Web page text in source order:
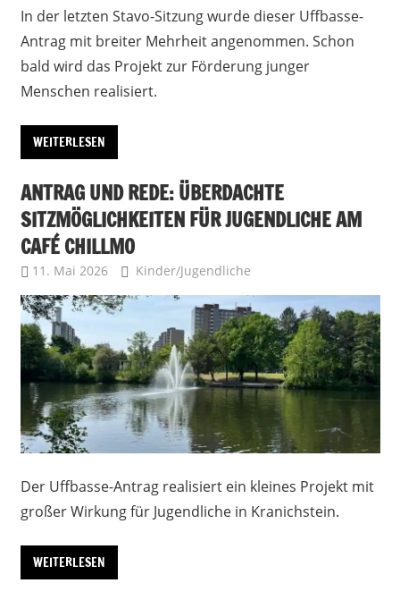
In der letzten Stavo-Sitzung wurde dieser Uffbasse-
Antrag mit breiter Mehrheit angenommen. Schon
bald wird das Projekt zur Förderung junger
Menschen realisiert.
WEITERLESEN
ANTRAG UND REDE: ÜBERDACHTE
SITZMÖGLICHKEITEN FÜR JUGENDLICHE AM
CAFÉ CHILLMO
11. Mai 2026 Uffbasse
Kinder/Jugendliche
Der Uffbasse-Antrag realisiert ein kleines Projekt mit
großer Wirkung für Jugendliche in Kranichstein.
WEITERLESEN